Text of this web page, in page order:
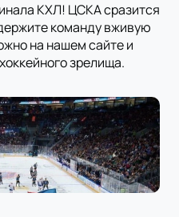
КХЛ! ЦСКА сразится
команду вживую
на нашем сайте и
зрелища.